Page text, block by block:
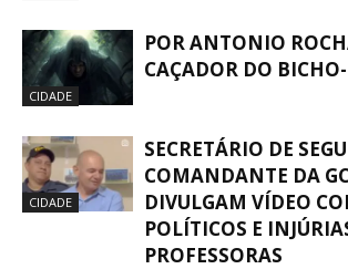
CIDADE
POR ANTONIO
CAÇADOR DO
CIDADE
SECRETÁRIO DE
COMANDANTE DA
DIVULGAM VÍDEO
POLÍTICOS E
PROFESSORAS